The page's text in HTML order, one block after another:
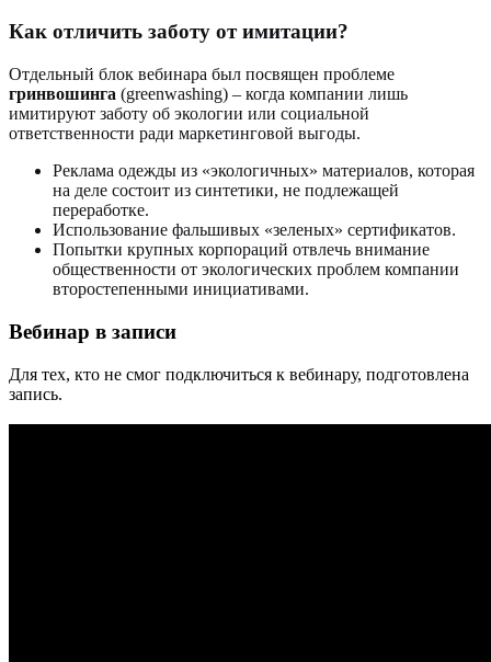
Как отличить заботу от имитации?
Отдельный блок вебинара был посвящен проблеме
гринвошинга (greenwashing) – когда компании лишь
имитируют заботу об экологии или социальной
ответственности ради маркетинговой выгоды.
Реклама одежды из «экологичных» материалов, которая
на деле состоит из синтетики, не подлежащей
переработке.
Использование фальшивых «зеленых» сертификатов.
Попытки крупных корпораций отвлечь внимание
общественности от экологических проблем компании
второстепенными инициативами.
Вебинар в записи
Для тех, кто не смог подключиться к вебинару, подготовлена
запись.